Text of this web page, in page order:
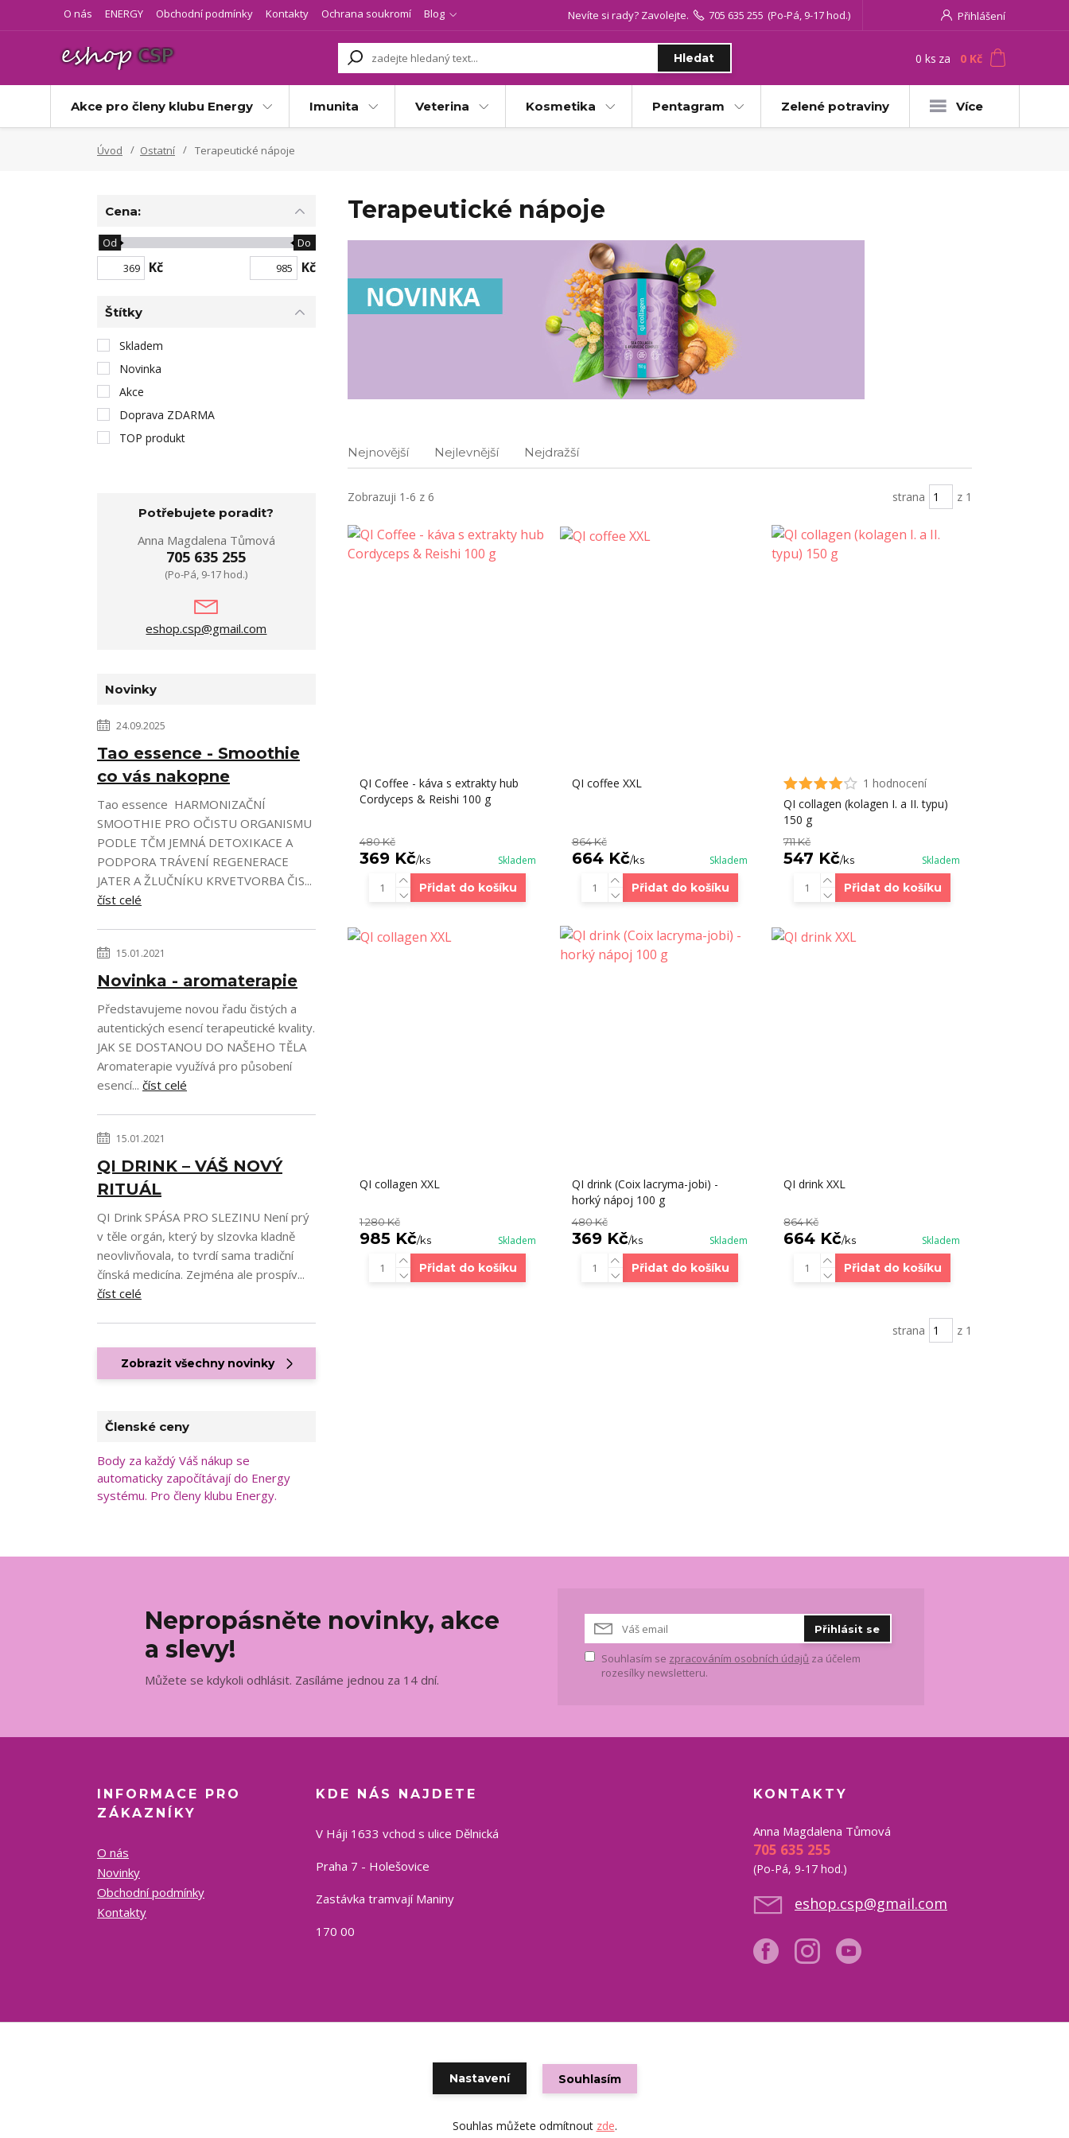
O nás ENERGY Obchodní podmínky Kontakty Ochrana soukromí Blog Přihlášení
Hledat
Nevíte si rady? Zavolejte. 705 635 255 (Po-Pá, 9-17 hod.)
0 ks za 0 Kč
Akce pro členy klubu Energy Imunita Veterina Kosmetika Pentagram Zelené potraviny Více
Úvod Ostatní Terapeutické nápoje
Terapeutické nápoje
Nejnovější Nejlevnější Nejdražší
Zobrazuji 1-6 z 6 strana z 1
QI Coffee - káva s extrakty hub
Cordyceps & Reishi 100 g
480 Kč
369 Kč/ks Skladem
Přidat do košíku
QI coffee XXL
864 Kč
664 Kč/ks Skladem
Přidat do košíku
1 hodnocení
QI collagen (kolagen I. a II. typu)
150 g
711 Kč
547 Kč/ks Skladem
Přidat do košíku
QI collagen XXL
1 280 Kč
985 Kč/ks Skladem
Přidat do košíku
QI drink (Coix lacryma-jobi) -
horký nápoj 100 g
480 Kč
369 Kč/ks Skladem
Přidat do košíku
QI drink XXL
864 Kč
664 Kč/ks Skladem
Přidat do košíku
strana z 1
Cena:
Kč
Od Do
Kč
Štítky
Skladem
Novinka
Akce
Doprava ZDARMA
TOP produkt
Potřebujete poradit?
Anna Magdalena Tůmová
705 635 255
(Po-Pá, 9-17 hod.)
eshop.csp@gmail.com
Novinky
24.09.2025
Tao essence - Smoothie
co vás nakopne
Tao essence HARMONIZAČNÍ
SMOOTHIE PRO OČISTU ORGANISMU
PODLE TČM JEMNÁ DETOXIKACE A
PODPORA TRÁVENÍ REGENERACE
JATER A ŽLUČNÍKU KRVETVORBA ČIS...
číst celé
15.01.2021
Novinka - aromaterapie
Představujeme novou řadu čistých a
autentických esencí terapeutické kvality.
JAK SE DOSTANOU DO NAŠEHO TĚLA
Aromaterapie využívá pro působení
esencí... číst celé
15.01.2021
QI DRINK – VÁŠ NOVÝ
RITUÁL
QI Drink SPÁSA PRO SLEZINU Není prý
v těle orgán, který by slzovka kladně
neovlivňovala, to tvrdí sama tradiční
čínská medicína. Zejména ale prospív...
číst celé
Zobrazit všechny novinky
Členské ceny
Body za každý Váš nákup se
automaticky započítávají do Energy
systému. Pro členy klubu Energy.
Nepropásněte novinky, akce
a slevy!
Můžete se kdykoli odhlásit. Zasíláme jednou za 14 dní.
Přihlásit se
Souhlasím se zpracováním osobních údajů za účelem
rozesílky newsletteru.
INFORMACE PRO
ZÁKAZNÍKY
O nás
Novinky
Obchodní podmínky
Kontakty
KDE NÁS NAJDETE
V Háji 1633 vchod s ulice Dělnická
Praha 7 - Holešovice
Zastávka tramvají Maniny
170 00
KONTAKTY
Anna Magdalena Tůmová
705 635 255
(Po-Pá, 9-17 hod.)
eshop.csp@gmail.com
Copyright © 2021 eshop CSP
Vytvořeno na
Nastavení Souhlasím
Souhlas můžete odmítnout zde.